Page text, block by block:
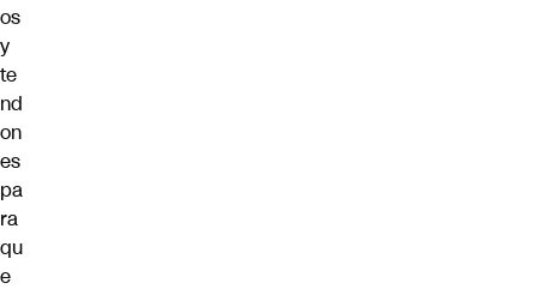
os
y
te
nd
on
es
pa
ra
qu
e